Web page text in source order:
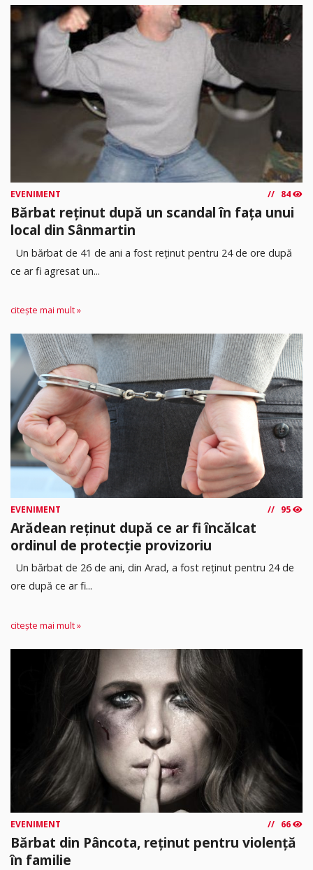
EVENIMENT 84
Bărbat reținut după un scandal în fața unui
local din Sânmartin
Un bărbat de 41 de ani a fost reținut pentru 24 de ore după
ce ar fi agresat un...
citește mai mult »
EVENIMENT 95
Arădean reținut după ce ar fi încălcat
ordinul de protecție provizoriu
Un bărbat de 26 de ani, din Arad, a fost reținut pentru 24 de
ore după ce ar fi...
citește mai mult »
EVENIMENT 66
Bărbat din Pâncota, reținut pentru violență
în familie